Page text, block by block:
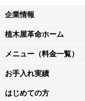
企業情報
植木屋革命ホーム
メニュー（料金一覧）
お手入れ実績
はじめての方